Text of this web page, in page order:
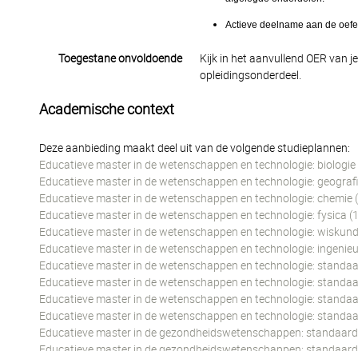
Actieve deelname aan de
Toegestane onvoldoende
Kijk in het aanvullend OER van
opleidingsonderdeel.
Academische context
Deze aanbieding maakt deel uit van de volgende studieplannen:
Educatieve master in de wetenschappen en technologie: biologie
Educatieve master in de wetenschappen en technologie:
Educatieve master in de wetenschappen en technologie: chemie
Educatieve master in de wetenschappen en technologie: fysica
Educatieve master in de wetenschappen en technologie:
Educatieve master in de wetenschappen en technologie:
Educatieve master in de wetenschappen en technologie:
Educatieve master in de wetenschappen en technologie:
Educatieve master in de wetenschappen en technologie:
Educatieve master in de wetenschappen en technologie:
Educatieve master in de gezondheidswetenschappen: